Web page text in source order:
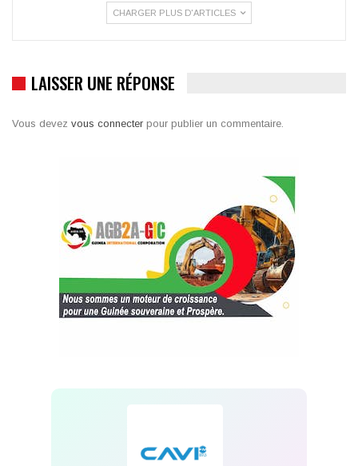
CHARGER PLUS D'ARTICLES
LAISSER UNE RÉPONSE
Vous devez vous connecter pour publier un commentaire.